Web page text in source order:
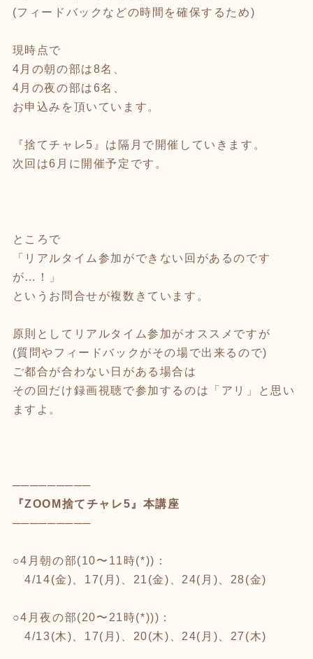
(フィードバックなどの時間を確保するため)
現時点で
4月の朝の部は8名、
4月の夜の部は6名、
お申込みを頂いています。
『捨てチャレ5』は隔月で開催していきます。
次回は6月に開催予定です。
ところで
「リアルタイム参加ができない回があるのです
が…！」
というお問合せが複数きています。
原則としてリアルタイム参加がオススメですが
(質問やフィードバックがその場で出来るので)
ご都合が合わない日がある場合は
その回だけ録画視聴で参加するのは「アリ」と思い
ますよ。
─────────
『ZOOM捨てチャレ5』本講座
─────────
○4月朝の部(10〜11時(*))：
4/14(金)、17(月)、21(金)、24(月)、28(金)
○4月夜の部(20〜21時(*)))：
4/13(木)、17(月)、20(木)、24(月)、27(木)